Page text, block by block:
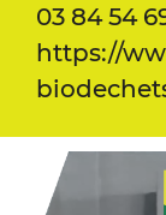
03 84 54
https://